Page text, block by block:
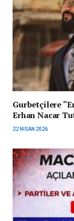
Gurbetçilere
Erhan Nacar
22 NISAN 2026